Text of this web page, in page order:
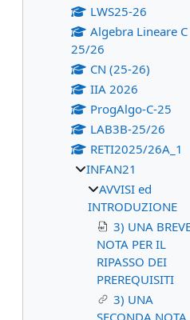
LWS25-26
Algebra Lineare C
25/26
CN (25-26)
IIA 2026
ProgAlgo-C-25
LAB3B-25/26
RETI2025/26A_1
INFAN21
AVVISI ed
INTRODUZIONE
3) UNA
NOTA PER IL
RIPASSO DEI
PREREQUISITI
3) UNA
SECONDA NOTA